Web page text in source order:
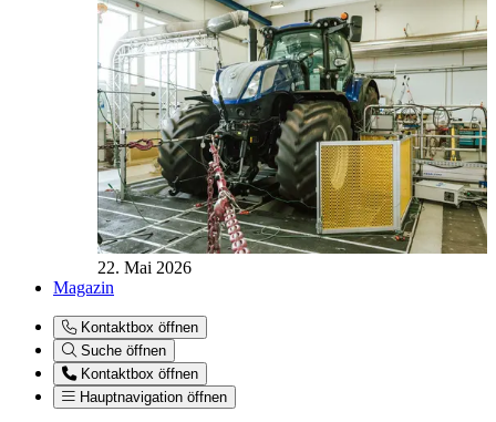
22. Mai 2026
Magazin
Kontaktbox öffnen
Suche öffnen
Kontaktbox öffnen
Hauptnavigation öffnen